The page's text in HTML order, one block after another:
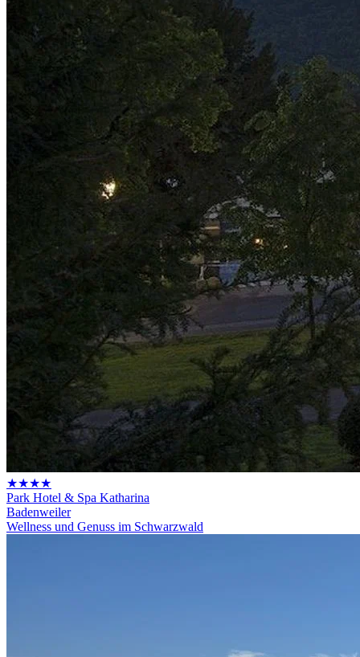
★★★★
Park Hotel & Spa Katharina
Badenweiler
Wellness und Genuss im Schwarzwald